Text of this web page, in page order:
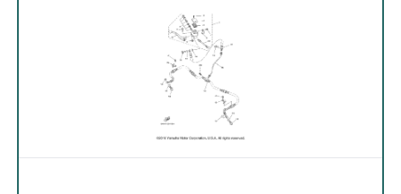
Движители (гребные винты)
Швартовное оборудование
Якорное оборудование